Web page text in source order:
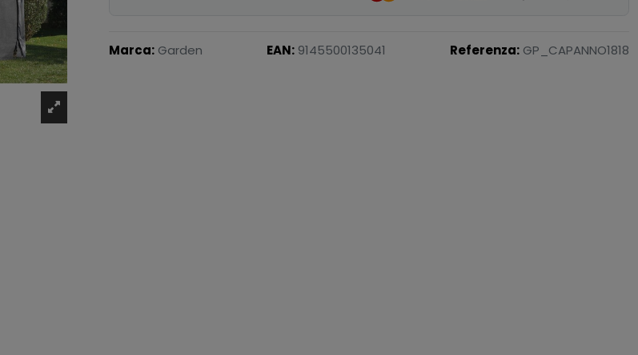
Marca: Garden EAN: 9145500135041 Referenza: GP_CAPANNO1818